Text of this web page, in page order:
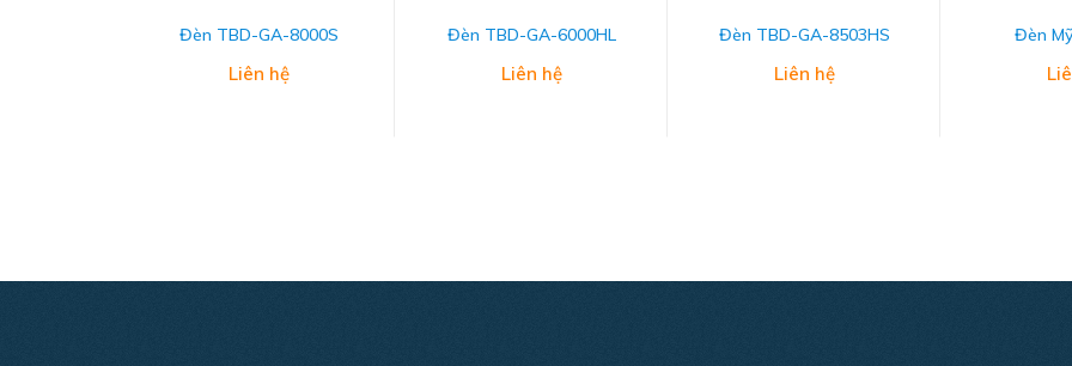
Đèn TBD-GA-8000S
Liên hệ
Đèn TBD-GA-6000HL
Liên hệ
Đèn TBD-GA-8503HS
Liên hệ
Đèn